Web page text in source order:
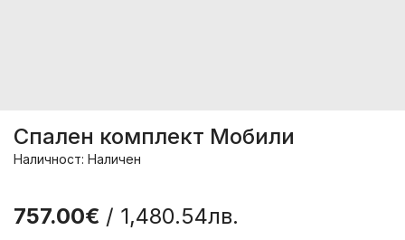
Спален комплект Мобили
Наличност: Наличен
757.00€ / 1,480.54лв.